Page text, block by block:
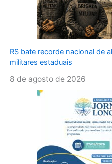
RS bate recorde nacional de
militares estaduais
8 de agosto de 2026